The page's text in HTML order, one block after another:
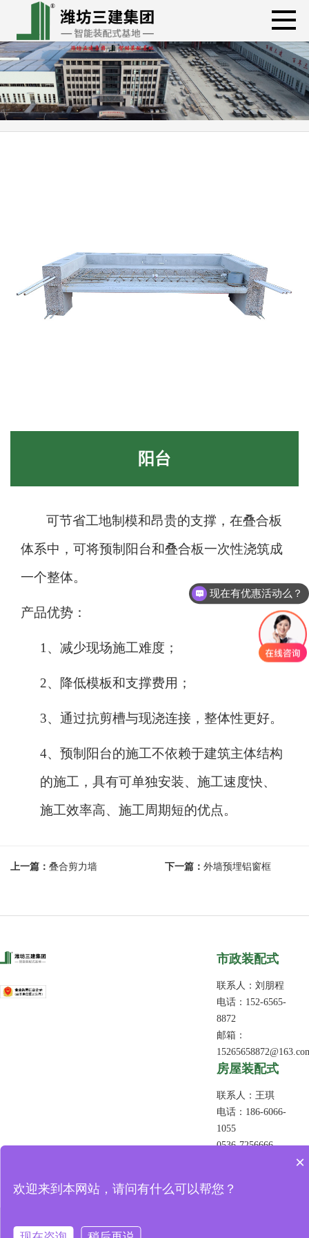
阳台
可节省工地制模和昂贵的支撑，在叠合板
体系中，可将预制阳台和叠合板一次性浇筑成
一个整体。
产品优势：
1、减少现场施工难度；
2、降低模板和支撑费用；
3、通过抗剪槽与现浇连接，整体性更好。
4、预制阳台的施工不依赖于建筑主体结构
的施工，具有可单独安装、施工速度快、
施工效率高、施工周期短的优点。
上一篇： 叠合剪力墙 下一篇： 外墙预埋铝窗框
市政装配式
联系人：刘朋程
电话：152-6565-
8872
邮箱：
​房屋装配式
联系人：王琪
电话：186-6066-
1055
0536-7256666
Copyright © 潍坊三建集团智能装配式基地 版权所有
现在有优惠活动么？
×
欢迎来到本网站，请问有什么可以帮您？